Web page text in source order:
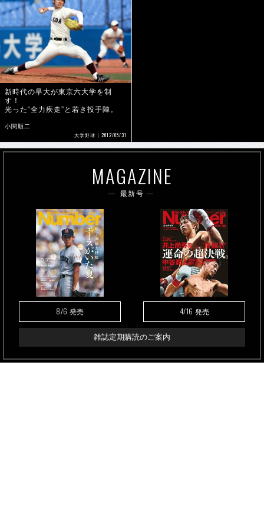
新時代の早大が東京六大学を制
す！
光った“全力疾走”と若き投手陣。
小関順二
大学野球 2012/05/31
MAGAZINE
最新号
8/6 発売 4/16 発売
雑誌定期購読のご案内